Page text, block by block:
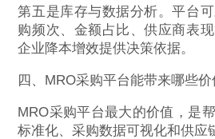
第五是库存与数据分析。平台
购频次、金额占比、供应商表
企业降本增效提供决策依据。
四、MRO采购平台能带来哪些价
MRO采购平台最大的价值，是
标准化、采购数据可视化和供应